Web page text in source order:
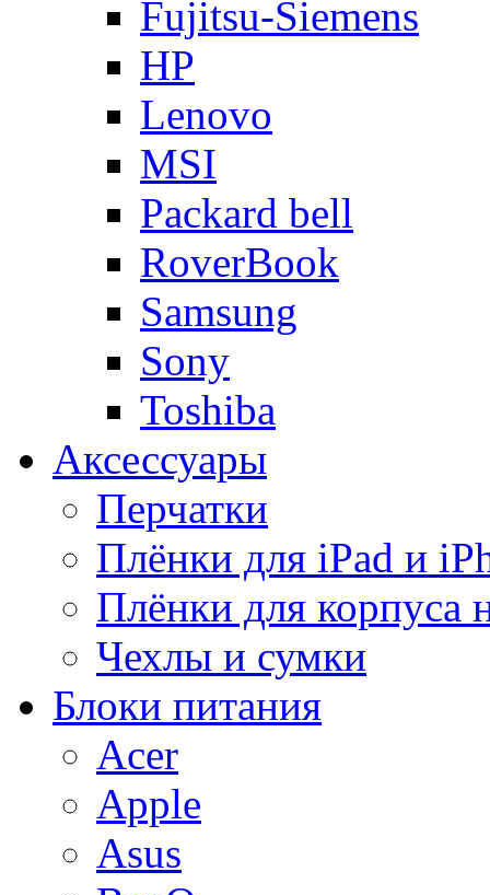
Fujitsu-Siemens
HP
Lenovo
MSI
Packard bell
RoverBook
Samsung
Sony
Toshiba
Аксессуары
Перчатки
Плёнки для iPad и
Плёнки для корпуса
Чехлы и сумки
Блоки питания
Acer
Apple
Asus